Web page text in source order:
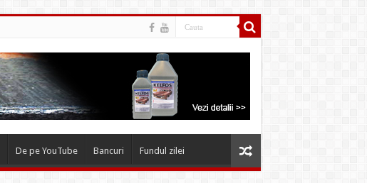
De pe YouTube Bancuri Fundul zilei